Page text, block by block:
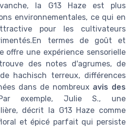
la G13 Haze est plus
environnementales, ce qui en
pour les cultivateurs
termes de goût et
offre une expérience sensorielle
des notes d'agrumes, de
hachisch terreux, différences
dans de nombreux avis des
exemple, Julie S., une
décrit la G13 Haze comme
et épicé parfait qui persiste